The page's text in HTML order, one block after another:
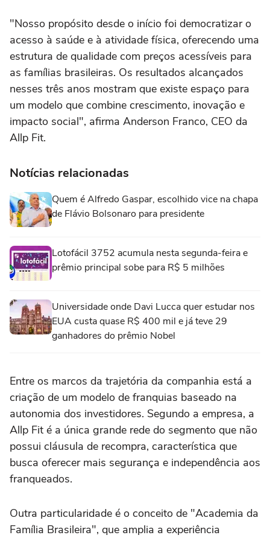
"Nosso propósito desde o início foi democratizar o
acesso à saúde e à atividade física, oferecendo uma
estrutura de qualidade com preços acessíveis para
as famílias brasileiras. Os resultados alcançados
nesses três anos mostram que existe espaço para
um modelo que combine crescimento, inovação e
impacto social", afirma Anderson Franco, CEO da
Allp Fit.
Notícias relacionadas
Quem é Alfredo Gaspar, escolhido vice na chapa
de Flávio Bolsonaro para presidente
Lotofácil 3752 acumula nesta segunda-feira e
prêmio principal sobe para R$ 5 milhões
Universidade onde Davi Lucca quer estudar nos
EUA custa quase R$ 400 mil e já teve 29
ganhadores do prêmio Nobel
Entre os marcos da trajetória da companhia está a
criação de um modelo de franquias baseado na
autonomia dos investidores. Segundo a empresa, a
Allp Fit é a única grande rede do segmento que não
possui cláusula de recompra, característica que
busca oferecer mais segurança e independência aos
franqueados.
Outra particularidade é o conceito de "Academia da
Família Brasileira", que amplia a experiência